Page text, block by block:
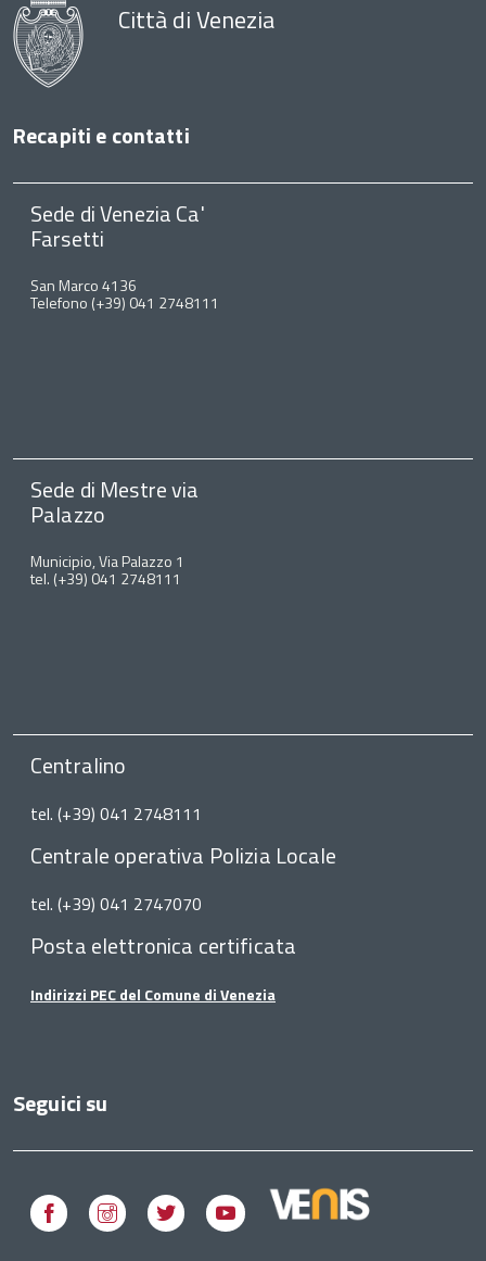
Città di Venezia
Recapiti e contatti
Sede di Venezia Ca'
Farsetti
San Marco 4136
Telefono (+39) 041 2748111
Sede di Mestre via
Palazzo
Municipio, Via Palazzo 1
tel. (+39) 041 2748111
Centralino
tel. (+39) 041 2748111
Centrale operativa Polizia Locale
tel. (+39) 041 2747070
Posta elettronica certificata
Indirizzi PEC del Comune di Venezia
Seguici su
Facebook Instagram Twitter Youtube